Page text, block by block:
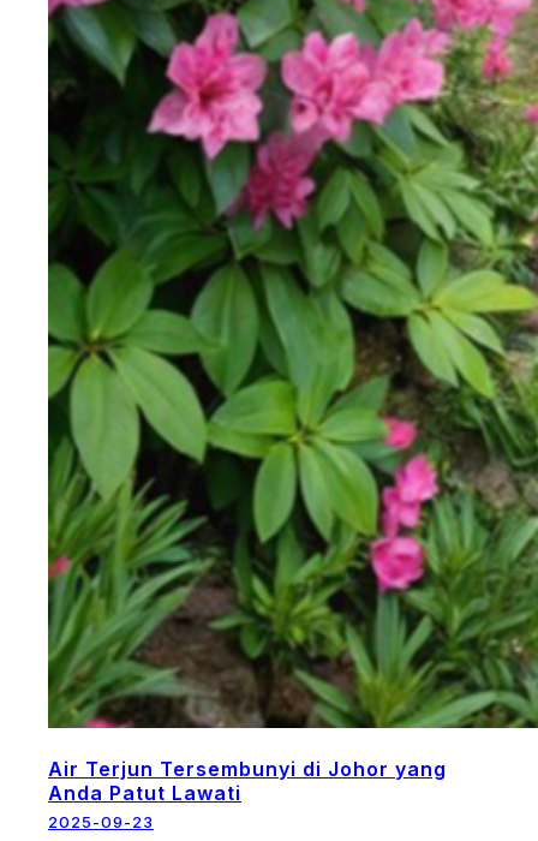
Air Terjun Tersembunyi di Johor yang
Anda Patut Lawati
2025-09-23